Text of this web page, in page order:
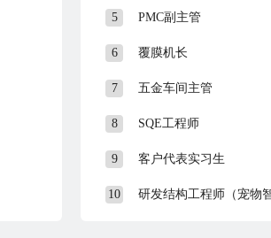
5 PMC副主管
6 覆膜机长
7 五金车间主管
8 SQE工程师
9 客户代表实习生
10